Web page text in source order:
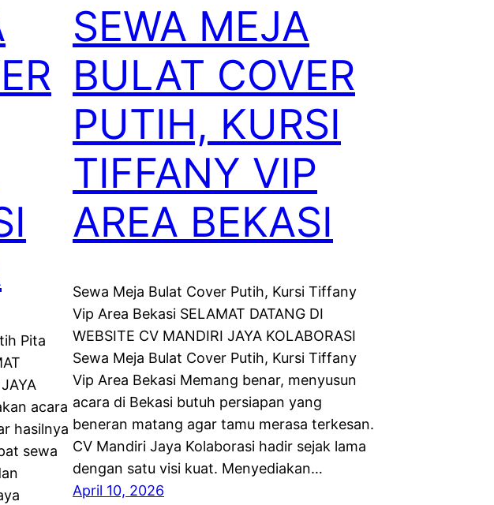
Pita
acara
hasilnya
sewa
SEWA MEJA
BULAT COVER
PUTIH, KURSI
TIFFANY VIP
AREA BEKASI
Sewa Meja Bulat Cover Putih, Kursi Tiffany
Vip Area Bekasi SELAMAT DATANG DI
WEBSITE CV MANDIRI JAYA KOLABORASI
Sewa Meja Bulat Cover Putih, Kursi Tiffany
Vip Area Bekasi Memang benar, menyusun
acara di Bekasi butuh persiapan yang
beneran matang agar tamu merasa terkesan.
CV Mandiri Jaya Kolaborasi hadir sejak lama
dengan satu visi kuat. Menyediakan…
April 10, 2026